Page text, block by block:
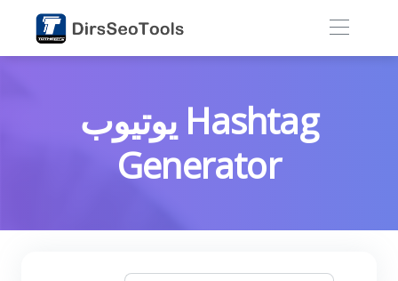
يوتيوب Hashtag
Generator